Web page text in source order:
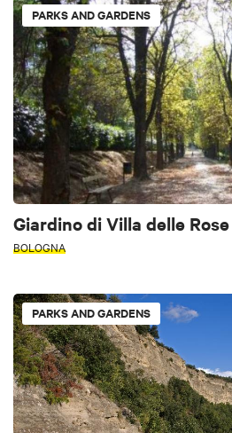
PARKS AND GARDENS
Giardino di Villa delle Rose
BOLOGNA
PARKS AND GARDENS